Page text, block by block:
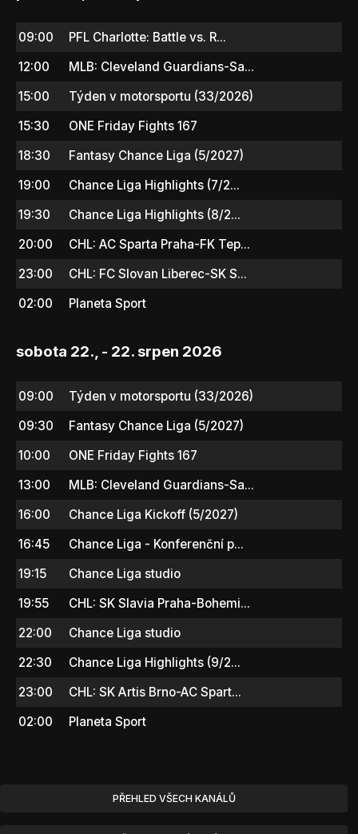
09:00
PFL Charlotte: Battle vs. R...
12:00
MLB: Cleveland Guardians-Sa...
15:00
Týden v motorsportu (33/2026)
15:30
ONE Friday Fights 167
18:30
Fantasy Chance Liga (5/2027)
19:00
Chance Liga Highlights (7/2...
19:30
Chance Liga Highlights (8/2...
20:00
CHL: AC Sparta Praha-FK Tep...
23:00
CHL: FC Slovan Liberec-SK S...
02:00
Planeta Sport
sobota 22., - 22. srpen 2026
09:00
Týden v motorsportu (33/2026)
09:30
Fantasy Chance Liga (5/2027)
10:00
ONE Friday Fights 167
13:00
MLB: Cleveland Guardians-Sa...
16:00
Chance Liga Kickoff (5/2027)
16:45
Chance Liga - Konferenční p...
19:15
Chance Liga studio
19:55
CHL: SK Slavia Praha-Bohemi...
22:00
Chance Liga studio
22:30
Chance Liga Highlights (9/2...
23:00
CHL: SK Artis Brno-AC Spart...
02:00
Planeta Sport
PŘEHLED VŠECH KANÁLŮ